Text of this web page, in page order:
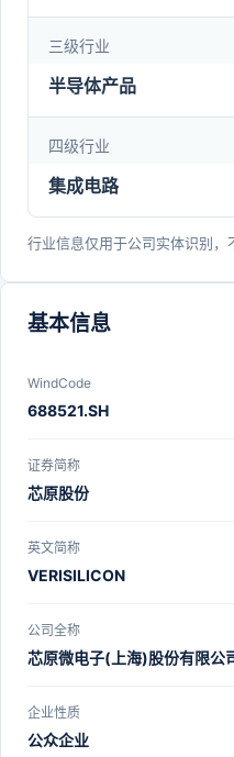
Chiplet技术、项目的研
的芯片设计平台即服
Service,SiPaaS)经营模
用领域广泛包括消费电
边、工业、数据处理、物
设计公司、IDM、系统厂
三级行业
半导体产品
四级行业
集成电路
行业信息仅用于公司实体识别，
基本信息
WindCode
688521.SH
证券简称
芯原股份
英文简称
VERISILICON
公司全称
芯原微电子(上海)股份有限公
企业性质
公众企业